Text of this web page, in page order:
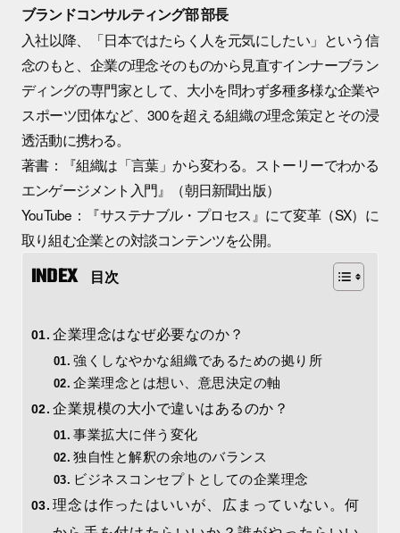
ブランドコンサルティング部 部長
入社以降、「日本ではたらく人を元気にしたい」という信
念のもと、企業の理念そのものから見直すインナーブラン
ディングの専門家として、大小を問わず多種多様な企業や
スポーツ団体など、300を超える組織の理念策定とその浸
透活動に携わる。
著書：『組織は「言葉」から変わる。ストーリーでわかる
エンゲージメント入門』（朝日新聞出版）
YouTube：『サステナブル・プロセス』にて変革（SX）に
取り組む企業との対談コンテンツを公開。
目次
企業理念はなぜ必要なのか？
強くしなやかな組織であるための拠り所
企業理念とは想い、意思決定の軸
企業規模の大小で違いはあるのか？
事業拡大に伴う変化
独自性と解釈の余地のバランス
ビジネスコンセプトとしての企業理念
理念は作ったはいいが、広まっていない。何